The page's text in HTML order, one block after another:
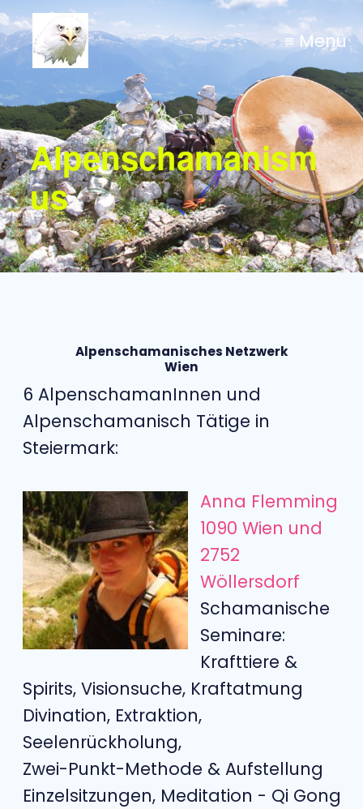
≡ Menü
Alpenschamanism
us
Alpenschamanisches Netzwerk
Wien
6 AlpenschamanInnen und
Alpenschamanisch Tätige in
Steiermark:
Anna Flemming
1090 Wien und
2752
Wöllersdorf
Schamanische
Seminare:
Krafttiere &
Spirits, Visionsuche, Kraftatmung
Divination, Extraktion,
Seelenrückholung,
Zwei-Punkt-Methode & Aufstellung
Einzelsitzungen, Meditation - Qi Gong